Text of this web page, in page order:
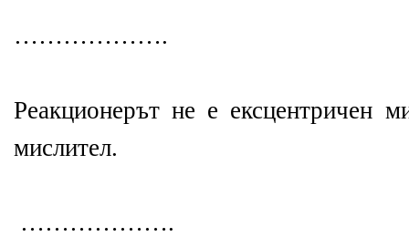
……………….
Реакционерът не е ексцентричен
мислител.
……………….